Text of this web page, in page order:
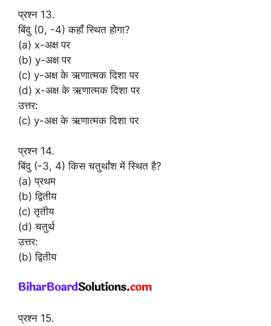
प्रश्न 13.
बिंदु (0, -4) कहाँ स्थित होगा?
(a) x-अक्ष पर
(b) y-अक्ष पर
(c) y-अक्ष के ऋणात्मक दिशा पर
(d) x-अक्ष के ऋणात्मक दिशा पर
उत्तर:
(c) y-अक्ष के ऋणात्मक दिशा पर
प्रश्न 14.
बिंदु (-3, 4) किस चतुर्थांश में स्थित है?
(a) प्रथम
(b) द्वितीय
(c) तृतीय
(d) चतुर्थ
उत्तर:
(b) द्वितीय
प्रश्न 15.